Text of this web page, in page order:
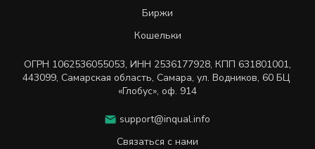
Биржи
Кошельки
ОГРН 1062536055053, ИНН 2536177928, КПП 631801001,
443099, Самарская область, Самара, ул. Водников, 60 БЦ
«Глобус», оф. 914
support@inqual.info
Связаться с нами